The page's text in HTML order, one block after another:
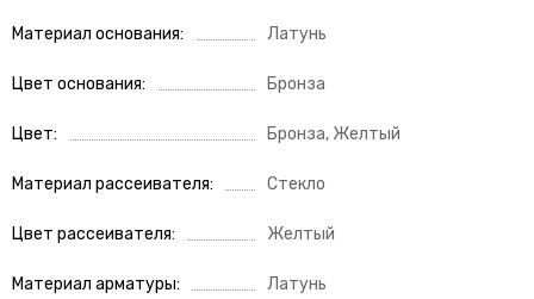
Материал основания Латунь
Цвет основания Бронза
Цвет Бронза, Желтый
Материал рассеивателя Стекло
Цвет рассеивателя Желтый
Материал арматуры Латунь